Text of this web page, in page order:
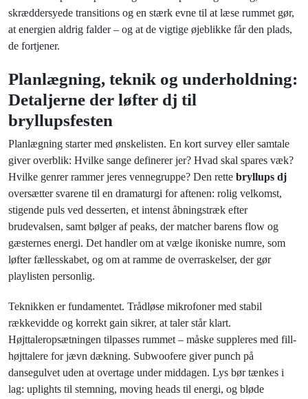
skræddersyede transitions og en stærk evne til at læse rummet gør,
at energien aldrig falder – og at de vigtige øjeblikke får den plads,
de fortjener.
Planlægning, teknik og underholdning:
Detaljerne der løfter dj til
bryllupsfesten
Planlægning starter med ønskelisten. En kort survey eller samtale
giver overblik: Hvilke sange definerer jer? Hvad skal spares væk?
Hvilke genrer rammer jeres vennegruppe? Den rette bryllups dj
oversætter svarene til en dramaturgi for aftenen: rolig velkomst,
stigende puls ved desserten, et intenst åbningstræk efter
brudevalsen, samt bølger af peaks, der matcher barens flow og
gæsternes energi. Det handler om at vælge ikoniske numre, som
løfter fællesskabet, og om at ramme de overraskelser, der gør
playlisten personlig.
Teknikken er fundamentet. Trådløse mikrofoner med stabil
rækkevidde og korrekt gain sikrer, at taler står klart.
Højttaleropsætningen tilpasses rummet – måske suppleres med fill-
højttalere for jævn dækning. Subwoofere giver punch på
dansegulvet uden at overtage under middagen. Lys bør tænkes i
lag: uplights til stemning, moving heads til energi, og bløde